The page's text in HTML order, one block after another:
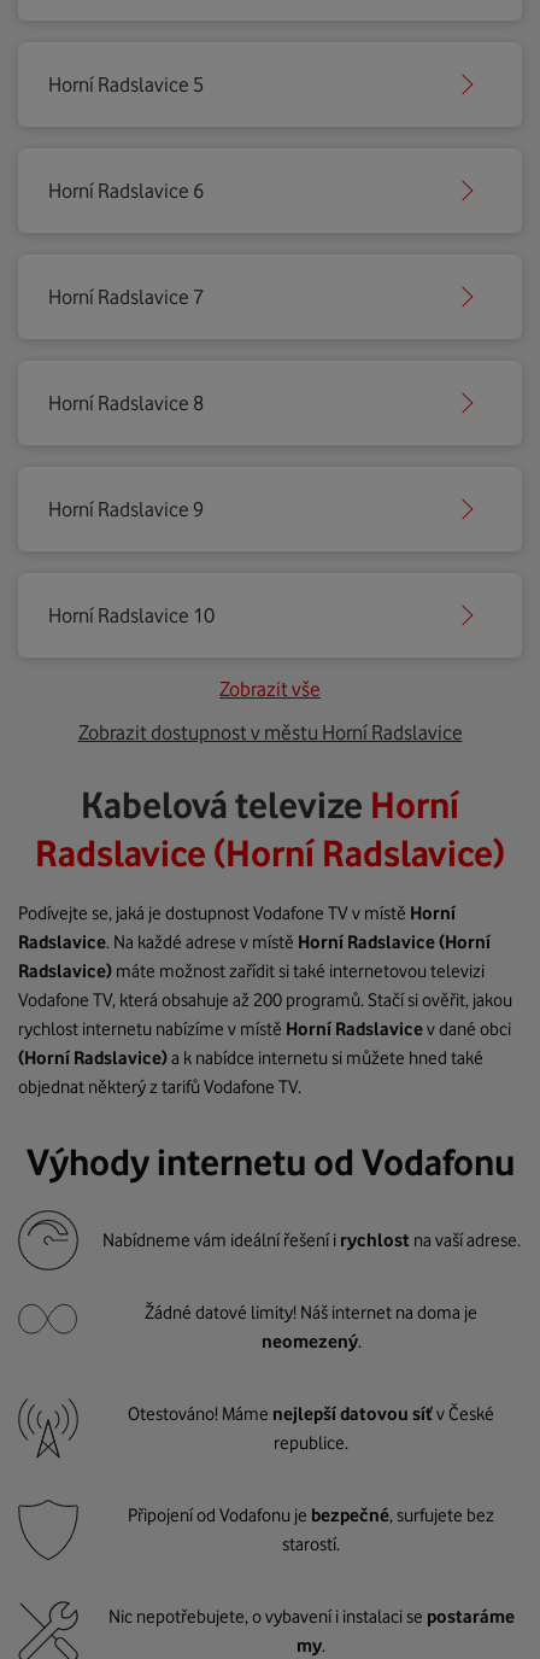
Horní Radslavice 5
Horní Radslavice 6
Horní Radslavice 7
Horní Radslavice 8
Horní Radslavice 9
Horní Radslavice 10
Zobrazit vše
Zobrazit dostupnost v městu Horní Radslavice
Kabelová televize Horní
Radslavice (Horní Radslavice)
Podívejte se, jaká je dostupnost Vodafone TV v místě Horní
Radslavice. Na každé adrese v místě Horní Radslavice(Horní
Radslavice) máte možnost zařídit si také internetovou televizi
Vodafone TV, která obsahuje až 200 programů. Stačí si ověřit, jakou
rychlost internetu nabízíme v místě Horní Radslavicev dané obci
(Horní Radslavice)a k nabídce internetu si můžete hned také
objednat některý z tarifů Vodafone TV.
Výhody internetu od Vodafonu
Nabídneme vám ideální řešení i rychlost na vaší adrese.
Žádné datové limity! Náš internet na doma je
neomezený.
Otestováno! Máme nejlepší datovou síťv České
republice.
Připojení od Vodafonu je bezpečné, surfujete bez
starostí.
Nic nepotřebujete, o vybavení i instalaci se postaráme
my.